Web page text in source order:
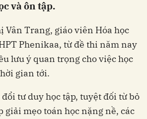
và ôn tập.
Vân Trang, giáo viên Hóa học
Phenikaa, từ đề thi năm nay
lưu ý quan trọng cho việc học
gian tới.
tư duy học tập, tuyệt đối từ bỏ
giải mẹo toán học nặng nề, các